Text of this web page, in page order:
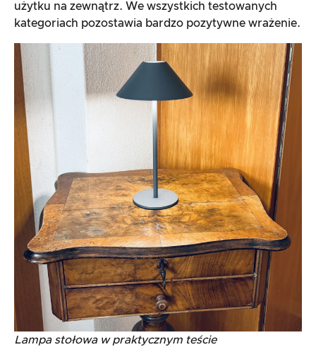
użytku na zewnątrz. We wszystkich testowanych
kategoriach pozostawia bardzo pozytywne wrażenie.
Lampa stołowa w praktycznym teście